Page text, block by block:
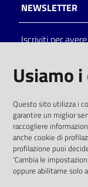
Catalogo
on line
Eventi
Chiedi al
bibliotecario
Avvisi
Orari
NEWSLETTER
Iscriviti per
solo alle
comunitaria
SOCIAL
Usiamo
Questo sito utilizza i
garantire un miglior
raccogliere
anche cookie di
profilazione puoi
'Cambia le
oppure abilitarne solo